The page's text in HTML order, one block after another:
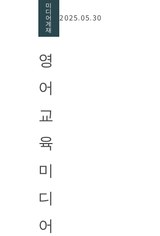
미
디
어
게
재
2025.05.30
영
어
교
육
미
디
어